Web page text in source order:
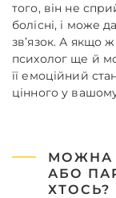
того, він не
болісні, і може
зв’язок. А якщо
психолог ще й
її емоційний
цінного у
МОЖНА
АБО
ХТОСЬ?